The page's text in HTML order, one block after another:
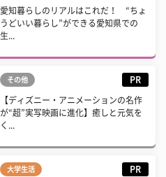
愛知暮らしのリアルはこれだ！ “ちょ
うどいい暮らし”ができる愛知県での
生...
その他 PR
【ディズニー・アニメーションの名作
が“超”実写映画に進化】癒しと元気を
く...
大学生活 PR